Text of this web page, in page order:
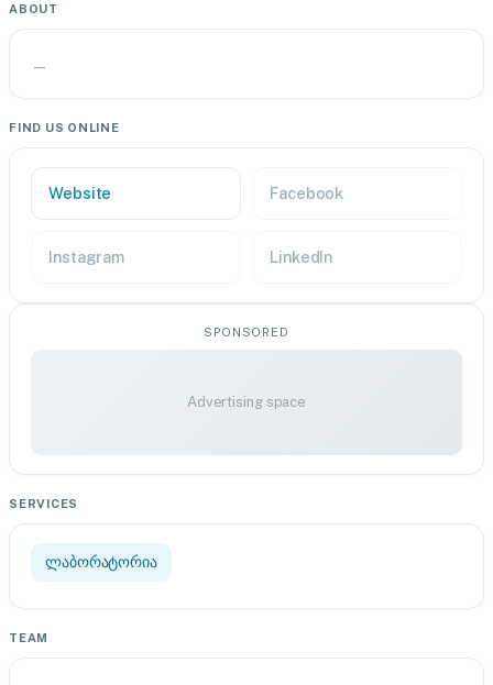
ABOUT
—
FIND US ONLINE
Website Facebook
Instagram LinkedIn
SPONSORED
Advertising space
SERVICES
ლაბორატორია
TEAM